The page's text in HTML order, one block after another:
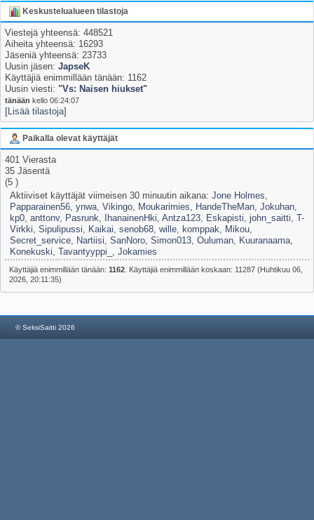
Keskustelualueen tilastoja
Viestejä yhteensä: 448521
Aiheita yhteensä: 16293
Jäseniä yhteensä: 23733
Uusin jäsen: JapseK
Käyttäjiä enimmillään tänään: 1162
Uusin viesti: "Vs: Naisen hiukset"
tänään kello 06:24:07
[Lisää tilastoja]
Paikalla olevat käyttäjät
401 Vierasta
35 Jäsentä
(5 )
Aktiiviset käyttäjät viimeisen 30 minuutin aikana: Jone Holmes
Papparainen56, ynwa, Vikingo, Moukarimies HandeTheMan, Jokuhan,
kp0, anttonv, Pasrunk IhanainenHki Antza123, Eskapisti john_saitti T-
Virkki Sipulipussi Kaikai senob68, wille, komppak Mikou,
Secret_service, Nartiisi SanNoro, Simon013, Ouluman, Kuuranaama,
Konekuski Tavantyyppi_ Jokamies
Käyttäjiä enimmillään tänään: 1162. Käyttäjiä enimmillään koskaan: 11287 (Huhtikuu 06,
2026, 20:11:35)
© SeksiSaitti 2026